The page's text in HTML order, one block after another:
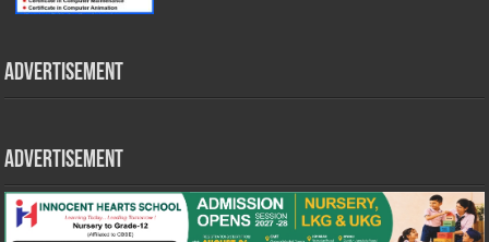
Advertisement
Advertisement